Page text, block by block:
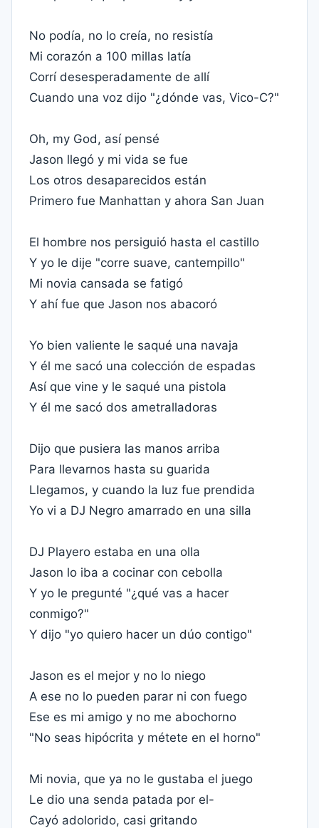
No podía, no lo creía, no resistía
Mi corazón a 100 millas latía
Corrí desesperadamente de allí
Cuando una voz dijo "¿dónde vas, Vico-C?"
Oh, my God, así pensé
Jason llegó y mi vida se fue
Los otros desaparecidos están
Primero fue Manhattan y ahora San Juan
El hombre nos persiguió hasta el castillo
Y yo le dije "corre suave, cantempillo"
Mi novia cansada se fatigó
Y ahí fue que Jason nos abacoró
Yo bien valiente le saqué una navaja
Y él me sacó una colección de espadas
Así que vine y le saqué una pistola
Y él me sacó dos ametralladoras
Dijo que pusiera las manos arriba
Para llevarnos hasta su guarida
Llegamos, y cuando la luz fue prendida
Yo vi a DJ Negro amarrado en una silla
DJ Playero estaba en una olla
Jason lo iba a cocinar con cebolla
Y yo le pregunté "¿qué vas a hacer
conmigo?"
Y dijo "yo quiero hacer un dúo contigo"
Jason es el mejor y no lo niego
A ese no lo pueden parar ni con fuego
Ese es mi amigo y no me abochorno
"No seas hipócrita y métete en el horno"
Mi novia, que ya no le gustaba el juego
Le dio una senda patada por el-
Cayó adolorido, casi gritando